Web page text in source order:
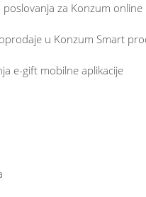
poslovanja za Konzum
u Konzum Smart
e-gift mobilne aplikacije